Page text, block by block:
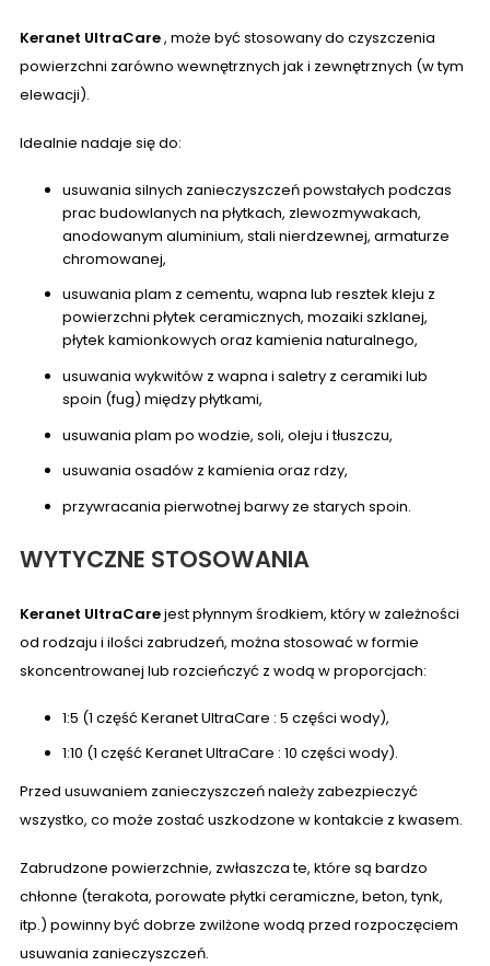
Keranet UltraCare, może być stosowany do czyszczenia
powierzchni zarówno wewnętrznych jak i zewnętrznych (w tym
elewacji).
Idealnie nadaje się do:
usuwania silnych zanieczyszczeń powstałych podczas
prac budowlanych na płytkach, zlewozmywakach,
anodowanym aluminium, stali nierdzewnej, armaturze
chromowanej,
usuwania plam z cementu, wapna lub resztek kleju z
powierzchni płytek ceramicznych, mozaiki szklanej,
płytek kamionkowych oraz kamienia naturalnego,
usuwania wykwitów z wapna i saletry z ceramiki lub
spoin (fug) między płytkami,
usuwania plam po wodzie, soli, oleju i tłuszczu,
usuwania osadów z kamienia oraz rdzy,
przywracania pierwotnej barwy ze starych spoin.
WYTYCZNE STOSOWANIA
Keranet UltraCarejest płynnym środkiem, który w zależności
od rodzaju i ilości zabrudzeń, można stosować w formie
skoncentrowanej lub rozcieńczyć z wodą w proporcjach:
1:5 (1 część Keranet UltraCare : 5 części wody),
1:10 (1 część Keranet UltraCare : 10 części wody).
Przed usuwaniem zanieczyszczeń należy zabezpieczyć
wszystko, co może zostać uszkodzone w kontakcie z kwasem.
Zabrudzone powierzchnie, zwłaszcza te, które są bardzo
chłonne (terakota, porowate płytki ceramiczne, beton, tynk,
itp.) powinny być dobrze zwilżone wodą przed rozpoczęciem
usuwania zanieczyszczeń.